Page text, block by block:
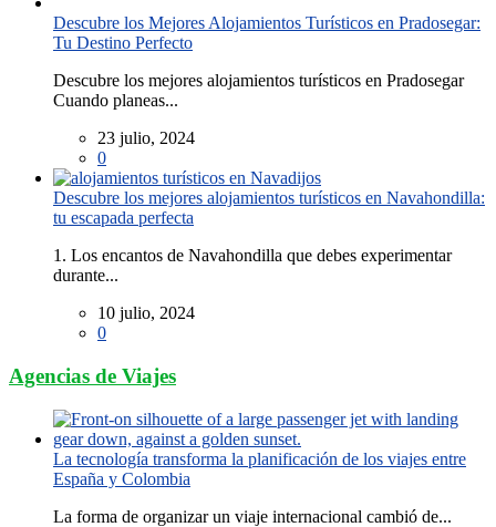
Descubre los Mejores Alojamientos Turísticos en Pradosegar:
Tu Destino Perfecto
Descubre los mejores alojamientos turísticos en Pradosegar
Cuando planeas...
23 julio, 2024
0
Descubre los mejores alojamientos turísticos en Navahondilla:
tu escapada perfecta
1. Los encantos de Navahondilla que debes experimentar
durante...
10 julio, 2024
0
Agencias de Viajes
La tecnología transforma la planificación de los viajes entre
España y Colombia
La forma de organizar un viaje internacional cambió de...